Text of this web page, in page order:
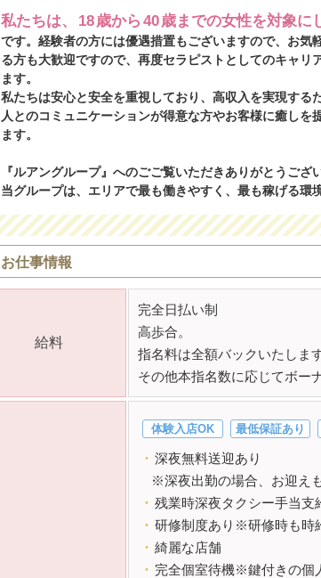
私たちは、 18歳から 40歳までの女性を対象に
です。経験者の方には優遇措置もございますので、お気
る方も大歓迎ですので、再度セラピストとしてのキャリ
ます。
私たちは安心と安全を重視しており、高収入を実現する
人とのコミュニケーションが得意な方やお客様に癒しを
ます。
『ルアングループ』へのごご覧いただきありがとうござ
当グループは、エリアで最も働きやすく、最も稼げる環
お仕事情報
給料
完全日払い制
高歩合。
指名料は全額バックいたします
その他本指名数に応じてボー
体験入店OK 最低保証あり
・ 深夜無料送迎あり
※深夜出勤の場合、お迎え
・ 残業時深夜タクシー手当支
・ 研修制度あり※研修時も時
・ 綺麗な店舗
・ 完全個室待機※鍵付きの個